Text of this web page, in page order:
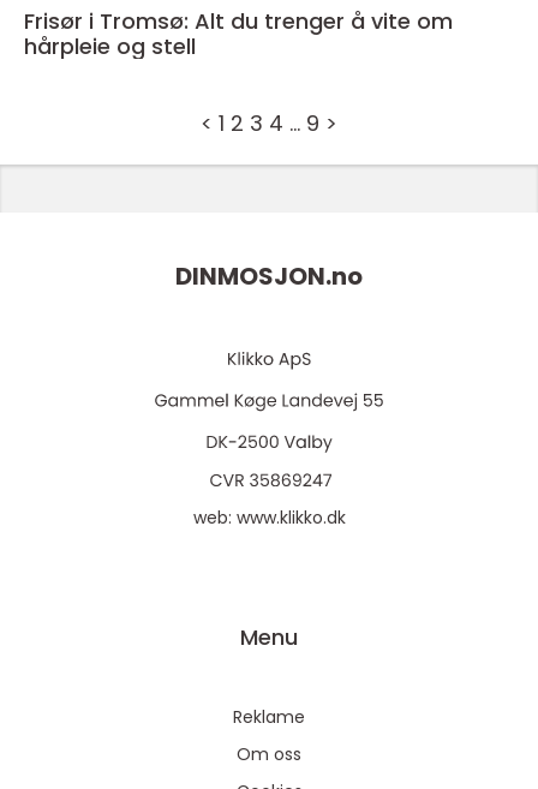
Frisør i Tromsø: Alt du trenger å vite om
hårpleie og stell
< 1 2 3 4 … 9 >
DINMOSJON.no
web: www.klikko.dk
Menu
Reklame
Om oss